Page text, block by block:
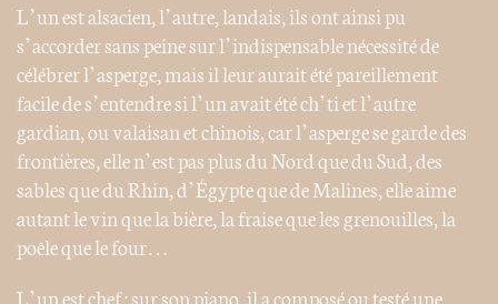
L’un est alsacien, l’autre, landais, ils ont ainsi pu
s’accorder sans peine sur l’indispensable nécessité de
célébrer l’asperge, mais il leur aurait été pareillement
facile de s’entendre si l’un avait été ch’ti et l’autre
gardian, ou valaisan et chinois, car l’asperge se garde des
frontières, elle n’est pas plus du Nord que du Sud, des
sables que du Rhin, d’Égypte que de Malines, elle aime
autant le vin que la bière, la fraise que les grenouilles, la
poêle que le four…
L’un est chef : sur son piano, il a composé ou testé une